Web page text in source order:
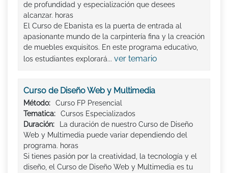
de profundidad y especialización que desees
alcanzar. horas
El Curso de Ebanista es la puerta de entrada al
apasionante mundo de la carpintería fina y la creación
de muebles exquisitos. En este programa educativo,
los estudiantes explorará... ver temario
Curso de Diseño Web y Multimedia
Método:
Curso FP Presencial
Tematica:
Cursos Especializados
Duración:
La duración de nuestro Curso de Diseño
Web y Multimedia puede variar dependiendo del
programa. horas
Si tienes pasión por la creatividad, la tecnología y el
diseño, el Curso de Diseño Web y Multimedia es tu